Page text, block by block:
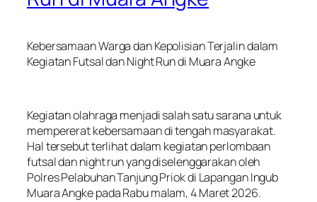
Kebersamaan Warga dan Kepolisian Terjalin dalam
Kegiatan Futsal dan Night Run di Muara Angke
Kegiatan olahraga menjadi salah satu sarana untuk
mempererat kebersamaan di tengah masyarakat.
Hal tersebut terlihat dalam kegiatan perlombaan
futsal dan night run yang diselenggarakan oleh
Polres Pelabuhan Tanjung Priok di Lapangan Ingub
Muara Angke pada Rabu malam, 4 Maret 2026.